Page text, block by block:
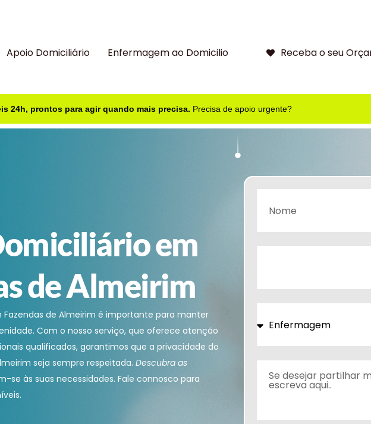
Apoio Domiciliário Enfermagem ao Domicilio Receba o seu
24h, prontos para agir quando mais precisa. Precisa de apoio urgente?
em
de Almeirim
Fazendas de Almeirim é importante para manter
Com o nosso serviço, que oferece atenção
qualificados, garantimos que a privacidade do
seja sempre respeitada. Descubra as
se às suas necessidades. Fale connosco para